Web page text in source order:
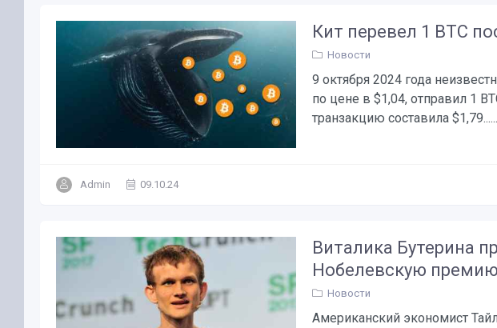
Кит перевел 1 BTC
Новости
9 октября 2024 года
по цене в $1,04, отправил 1
транзакцию составила
Admin 09.10.24
Виталика Бутерина
Нобелевскую премию
Новости
Американский экономист